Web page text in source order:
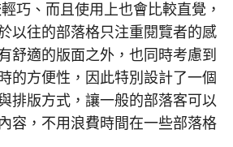
巧、而且使用上也會比較直覺，
以往的部落格只注重閱覽者的感
舒適的版面之外，也同時考慮到
的方便性，因此特別設計了一個
排版方式，讓一般的部落客可以
容，不用浪費時間在一些部落格